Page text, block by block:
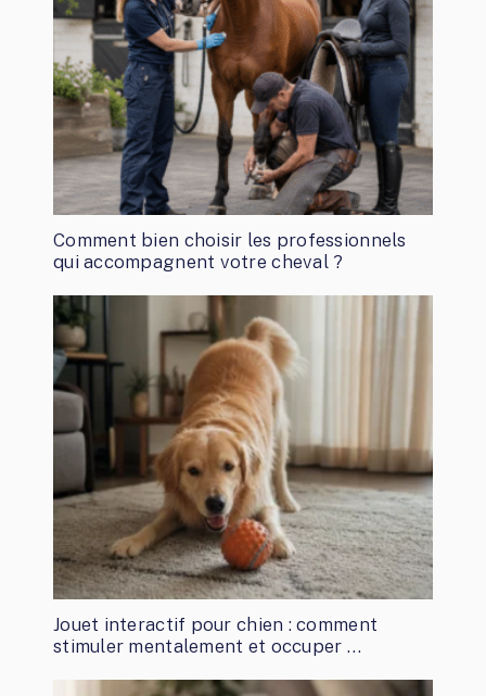
Comment bien choisir les professionnels
qui accompagnent votre cheval ?
Jouet interactif pour chien : comment
stimuler mentalement et occuper …